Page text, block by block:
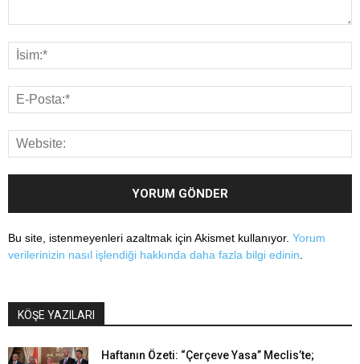
Bu site, istenmeyenleri azaltmak için Akismet kullanıyor. Yorum
verilerinizin nasıl işlendiği hakkında daha fazla bilgi edinin
KÖŞE YAZILARI
Haftanın Özeti: “Çerçeve Yasa” Meclis’te;